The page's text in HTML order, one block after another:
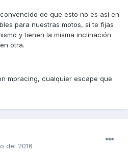
de que esto no es así en
para nuestras motos, si te fijas
y tienen la misma inclinación
otra.
mpracing, cualquier escape que
del 2016